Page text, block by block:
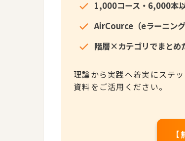
1,000コース・6,000本
AirCource（eラーニン
階層×カテゴリでまとめ
理論から実践へ着実にステ
資料をご活用ください。